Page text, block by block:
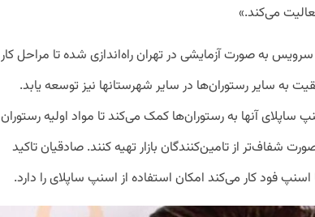
می‌کند.»
به صورت آزمایشی در تهران راه‌اندازی شده تا مراحل کار
به سایر رستوران‌ها در سایر شهرستانها نیز توسعه یابد.
آنها به رستوران‌ها کمک می‌کند تا مواد اولیه رستوران
شفاف‌تر از تامین‌کنندگان بازار تهیه کنند. صادقیان تاکید
فود کار می‌کند امکان استفاده از اسنپ ساپلای را دارد.